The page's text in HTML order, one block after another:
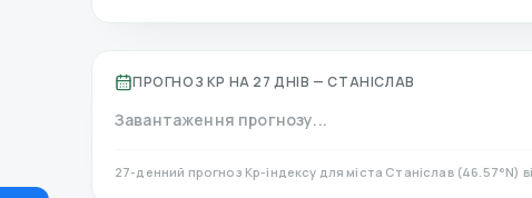
ПРОГНОЗ KP НА 27 ДНІВ — СТАНІСЛАВ
Завантаження прогнозу...
27-денний прогноз Kp-індексу для міста Станіслав(46.57°N)